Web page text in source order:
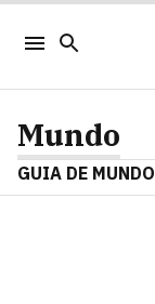
Mundo
GUIA DE MUNDO